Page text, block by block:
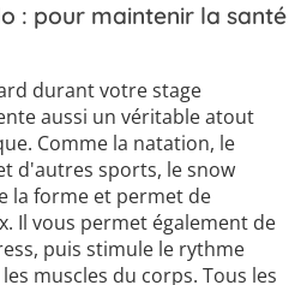
: pour maintenir la santé
durant votre stage
aussi un véritable atout
Comme la natation, le
d'autres sports, le snow
la forme et permet de
Il vous permet également de
puis stimule le rythme
muscles du corps. Tous les